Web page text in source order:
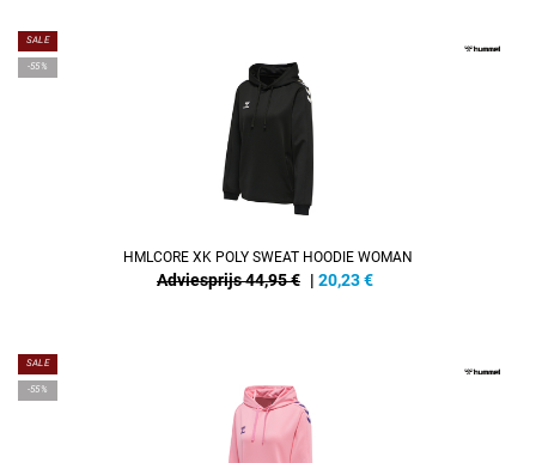
SALE
-55%
HMLCORE XK POLY SWEAT HOODIE WOMAN
Adviesprijs 44,95 € | 20,23€
SALE
-55%